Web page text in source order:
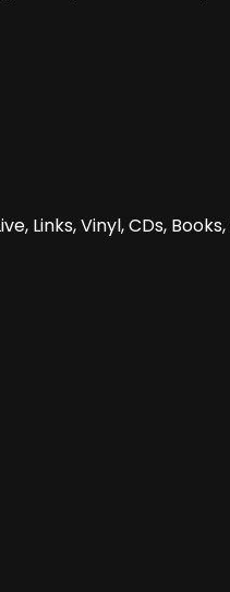
Links, Vinyl, CDs,